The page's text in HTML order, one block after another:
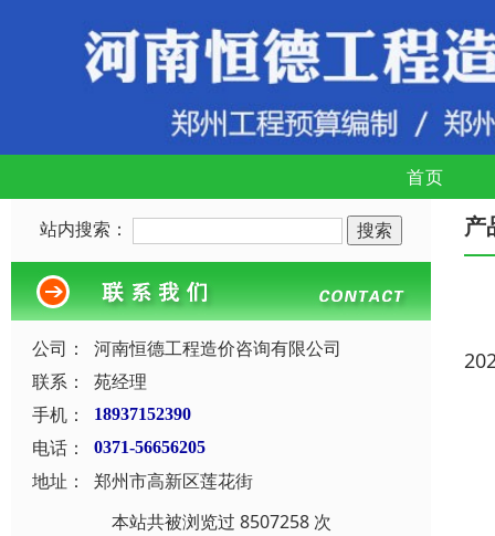
首页
站内搜索：
公司：
河南恒德工程造价咨询有限公司
联系：
苑经理
手机：
18937152390
电话： 0371-56656205
地址：
郑州市高新区莲花街
本站共被浏览过 8507258 次
产